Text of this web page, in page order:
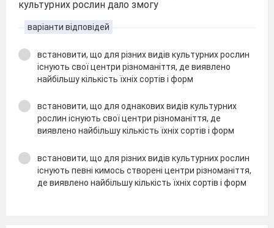
культурних рослин дало змогу
варіанти відповідей
встановити, що для різних видів культурних рослин
існують свої центри різноманіття, де виявлено
найбільшу кількість їхніх сортів і форм
встановити, що для однакових видів культурних
рослин існують свої центри різноманіття, де
виявлено найбільшу кількість їхніх сортів і форм
встановити, що для різних видів культурних рослин
існують певні кимось створені центри різноманіття,
де виявлено найбільшу кількість їхніх сортів і форм